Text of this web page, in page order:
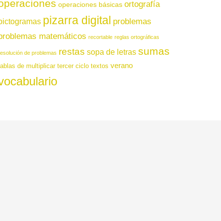
operaciones básicas ortografía
pizarra digital problemas
matemáticos recortable reglas ortográficas
de problemas restas sopa de letras sumas
de multiplicar tercer ciclo textos verano